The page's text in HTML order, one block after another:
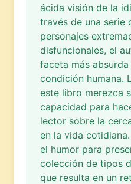
ácida visión de la
través de una serie
personajes
disfuncionales, el
faceta más
condición humana.
este libro merezca
capacidad para
lector sobre la
en la vida
el humor para
colección de tipos
que resulta en un